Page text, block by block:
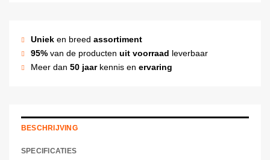
Uniek en breed assortiment
95% van de producten uit voorraad leverbaar
Meer dan 50 jaarkennis en ervaring
BESCHRIJVING
SPECIFICATIES